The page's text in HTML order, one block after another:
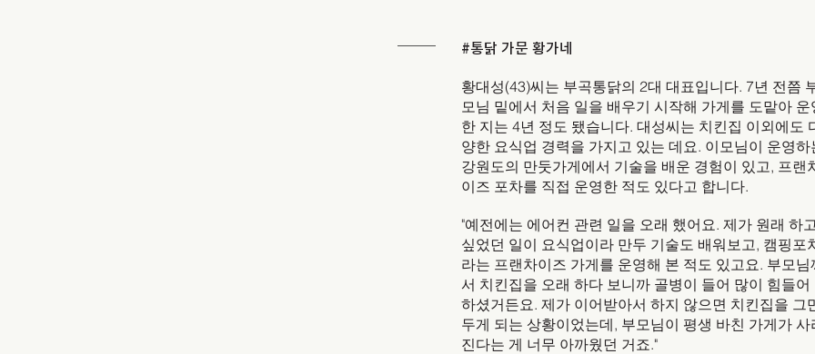
#통닭 가문 황가네
황대성(43)씨는 부곡통닭의 2대 대표입니다. 7년 전쯤
모님 밑에서 처음 일을 배우기 시작해 가게를 도맡아 운
한 지는 4년 정도 됐습니다. 대성씨는 치킨집 이외에도
양한 요식업 경력을 가지고 있는 데요. 이모님이 운영하
강원도의 만둣가게에서 기술을 배운 경험이 있고, 프랜
이즈 포차를 직접 운영한 적도 있다고 합니다.
"예전에는 에어컨 관련 일을 오래 했어요. 제가 원래 하
싶었던 일이 요식업이라 만두 기술도 배워보고, 캠핑포
라는 프랜차이즈 가게를 운영해 본 적도 있고요. 부모님
서 치킨집을 오래 하다 보니까 골병이 들어 많이 힘들어
하셨거든요. 제가 이어받아서 하지 않으면 치킨집을 그
두게 되는 상황이었는데, 부모님이 평생 바친 가게가 사
진다는 게 너무 아까웠던 거죠."